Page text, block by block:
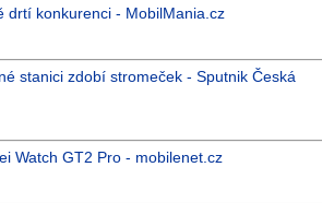
drtí konkurenci - MobilMania.cz
stanici zdobí stromeček - Sputnik Česká
Watch GT2 Pro - mobilenet.cz